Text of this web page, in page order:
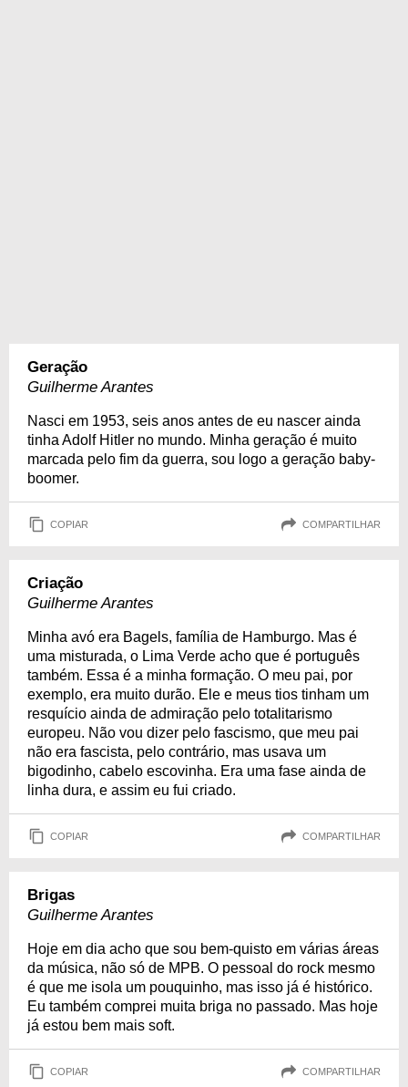
Geração
Guilherme Arantes
Nasci em 1953, seis anos antes de eu nascer ainda
tinha Adolf Hitler no mundo. Minha geração é muito
marcada pelo fim da guerra, sou logo a geração baby-
boomer.
COPIAR COMPARTILHAR
Criação
Guilherme Arantes
Minha avó era Bagels, família de Hamburgo. Mas é
uma misturada, o Lima Verde acho que é português
também. Essa é a minha formação. O meu pai, por
exemplo, era muito durão. Ele e meus tios tinham um
resquício ainda de admiração pelo totalitarismo
europeu. Não vou dizer pelo fascismo, que meu pai
não era fascista, pelo contrário, mas usava um
bigodinho, cabelo escovinha. Era uma fase ainda de
linha dura, e assim eu fui criado.
COPIAR COMPARTILHAR
Brigas
Guilherme Arantes
Hoje em dia acho que sou bem-quisto em várias áreas
da música, não só de MPB. O pessoal do rock mesmo
é que me isola um pouquinho, mas isso já é histórico.
Eu também comprei muita briga no passado. Mas hoje
já estou bem mais soft.
COPIAR COMPARTILHAR